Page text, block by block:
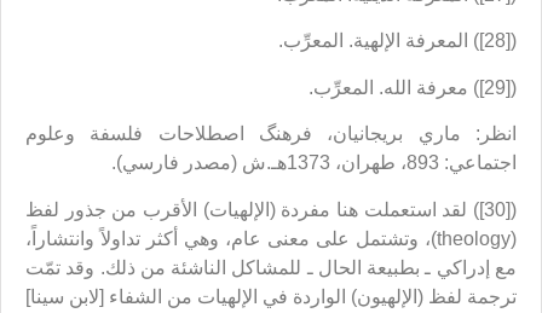
([28]) المعرفة الإلهية. المعرِّب.
([29]) معرفة الله. المعرِّب.
انظر: ماري بريجانيان، فرهنگ اصطلاحات فلسفة وعلوم
اجتماعي: 893، طهران، 1373هـ.ش (مصدر فارسي).
([30]) لقد استعملت هنا مفردة (الإلهيات) الأقرب من جذور لفظ
(theology)، وتشتمل على معنى عام، وهي أكثر تداولاً وانتشاراً،
مع إدراكي ـ بطبيعة الحال ـ للمشاكل الناشئة من ذلك. وقد تمّت
ترجمة لفظ (الإلهيون) الواردة في الإلهيات من الشفاء [لابن سينا]